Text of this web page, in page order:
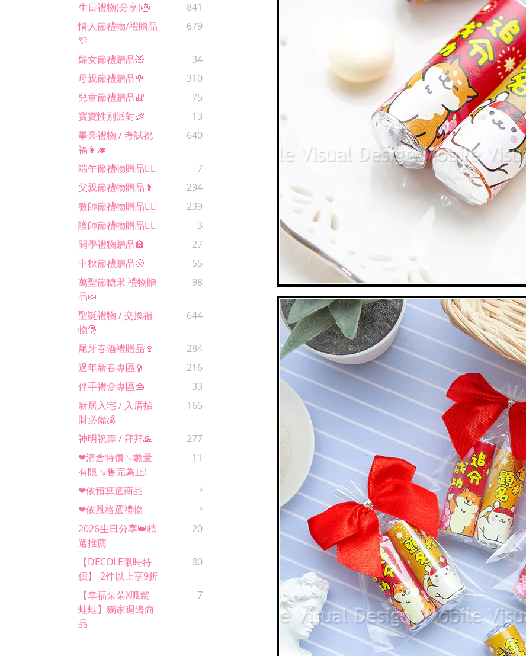
生日禮物(分享)🎂
841
情人節禮物/禮贈品
💘
679
婦女節禮贈品🧸
34
母親節禮贈品🌹
310
兒童節禮贈品🎒
75
寶寶性別派對👶
13
畢業禮物 / 考試祝
福👩‍🎓
640
端午節禮物贈品🚣‍♂️
7
父親節禮物贈品👨
294
教師節禮物贈品🙋‍♀️
239
護師節禮物贈品🧑‍⚕️
3
開學禮物贈品🏫
27
中秋節禮贈品🌝
55
萬聖節糖果 禮物贈
品🍬
98
聖誕禮物 / 交換禮
物🎅
644
尾牙春酒禮贈品🍷
284
過年新春專區🏮
216
伴手禮盒專區👜
33
新居入宅 / 入厝招
財必備💰
165
神明祝壽 / 拜拜🙏
277
❤清倉特價↘數量
有限↘售完為止!
11
❤依預算選商品
❤依風格選禮物
2026生日分享👑精
選推薦
20
【DECOLE限時特
價】-2件以上享9折
80
【幸福朵朵x呱鬆
蛙蛙】獨家週邊商
品
7